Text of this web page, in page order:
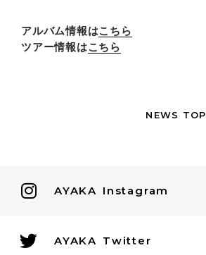
アルバム情報はこちら
ツアー情報はこちら
NEWS TOP
AYAKA Instagram
AYAKA Twitter